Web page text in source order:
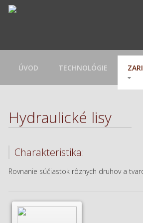
ÚVOD TECHNOLÓGIE
Hydraulické lisy
Charakteristika:
Rovnanie súčiastok rôznych druhov a